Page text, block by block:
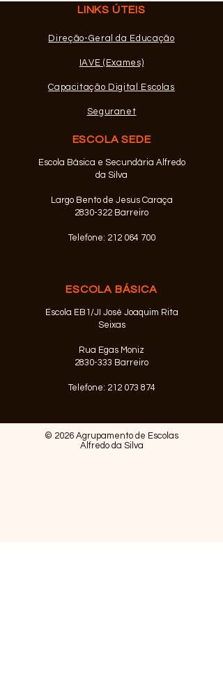
LINKS ÚTEIS
Direção-Geral da Educação
IAVE (Exames)
Capacitação Digital Escolas
Seguranet
ESCOLA SEDE
Escola Básica e Secundária Alfredo
da Silva
Largo Bento de Jesus Caraça
2830-322 Barreiro
Telefone: 212 064 700
ESCOLA BÁSICA
Escola EB1/JI José Joaquim Rita
Seixas
Rua Egas Moniz
2830-333 Barreiro
Telefone: 212 073 874
© 2026 Agrupamento de Escolas
Alfredo da Silva